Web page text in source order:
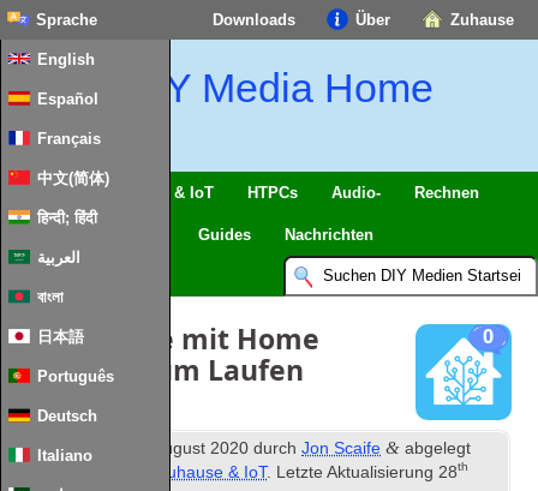
Zuhause
Über
Downloads
Sprache
English
Español
Français
中文(简体)
हिन्दी; हिंदी
العربية
বাংলা
日本語
Português
Deutsch
Italiano
DIY Media Home
Intelligentes Zuhause & IoT HTPCs Audio- Rechnen
Guides Nachrichten
0
OpenZWave mit Home
Assistant zum Laufen
bringen
Veröffentlicht August 2020 durchJon Scaife & abgelegt
Intelligentes Zuhause & IoT. Letzte Aktualisierung28th